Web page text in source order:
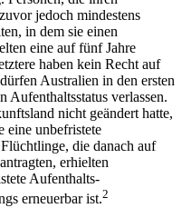
jedoch mindestens
in dem sie einen
eine auf fünf Jahre
haben kein Recht auf
Australien in den ersten
Aufenthaltsstatus verlassen.
nicht geändert hatte,
eine unbefristete
die danach auf
erhielten
Aufenthalts-
erneuerbar ist.2